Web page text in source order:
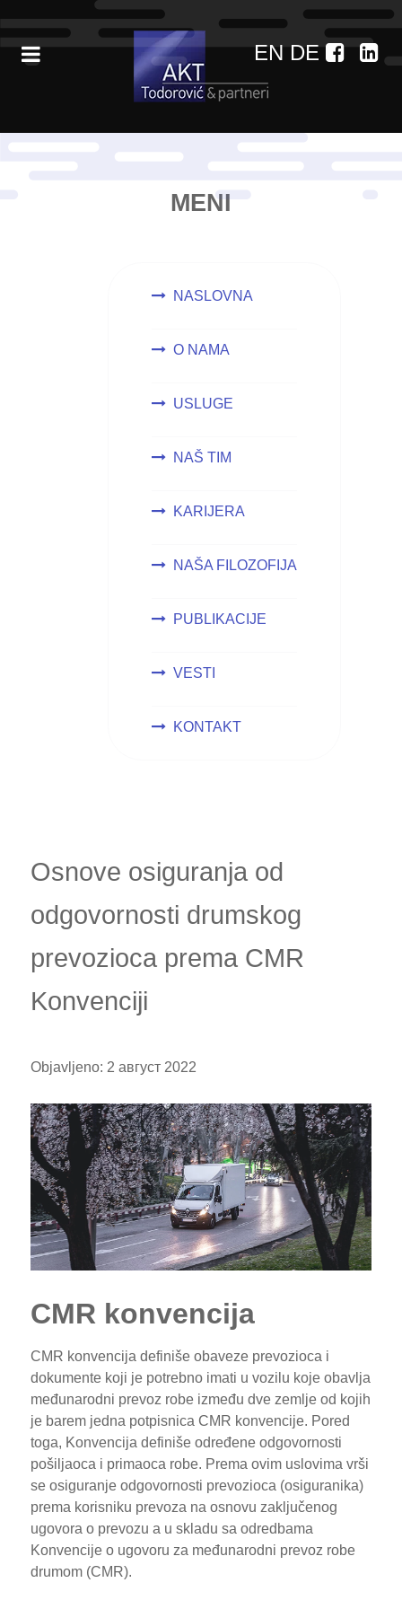
EN DE
MENI
NASLOVNA
O NAMA
USLUGE
NAŠ TIM
KARIJERA
NAŠA FILOZOFIJA
PUBLIKACIJE
VESTI
KONTAKT
Osnove osiguranja od
odgovornosti drumskog
prevozioca prema CMR
Konvenciji
Objavljeno: 2 август 2022
CMR konvencija
CMR konvencija definiše obaveze prevozioca i
dokumente koji je potrebno imati u vozilu koje obavlja
međunarodni prevoz robe između dve zemlje od kojih
je barem jedna potpisnica CMR konvencije. Pored
toga, Konvencija definiše određene odgovornosti
pošiljaoca i primaoca robe. Prema ovim uslovima vrši
se osiguranje odgovornosti prevozioca (osiguranika)
prema korisniku prevoza na osnovu zaključenog
ugovora o prevozu a u skladu sa odredbama
Konvencije o ugovoru za međunarodni prevoz robe
drumom (CMR).